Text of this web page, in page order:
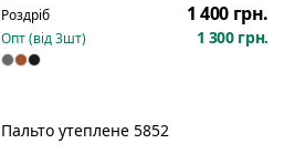
Роздріб 1 400 грн.
Опт (від3шт) 1 300 грн.
Пальто утеплене 5852